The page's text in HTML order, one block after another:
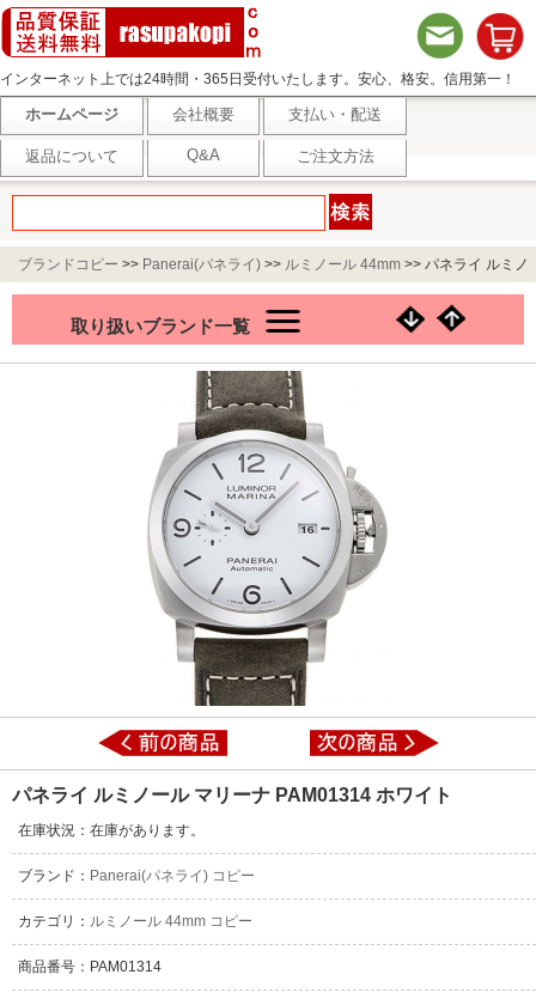
インターネット上では24時間・365日受付いたします。安心、格安。信用第一！
ホームページ 会社概要 支払い・配送
返品について Q&A ご注文方法
ブランドコピー >> Panerai(パネライ) >> ルミノール 44mm >> パネライ ルミノ
取り扱いブランド一覧
パネライ ルミノール マリーナ PAM01314 ホワイト
在庫状況：在庫があります。
ブランド： Panerai(パネライ) コピー
カテゴリ： ルミノール 44mm コピー
商品番号：PAM01314